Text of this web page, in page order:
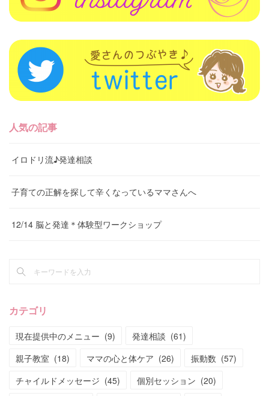
人気の記事
イロドリ流♪発達相談
子育ての正解を探して辛くなっているママさんへ
12/14 脳と発達＊体験型ワークショップ
カテゴリ
現在提供中のメニュー (9) 発達相談 (61)
親子教室 (18) ママの心と体ケア (26) 振動数 (57)
チャイルドメッセージ (45) 個別セッション (20)